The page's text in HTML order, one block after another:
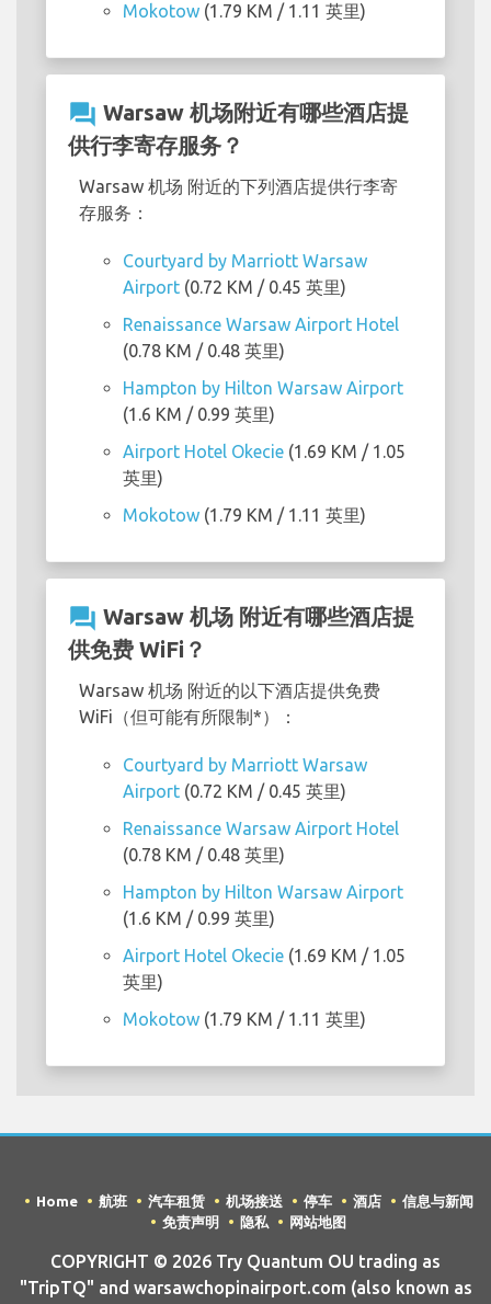
Mokotow (1.79 KM / 1.11 英里)
question_answer Warsaw 机场附近有哪些酒店提
供行李寄存服务？
Warsaw 机场 附近的下列酒店提供行李寄
存服务：
Courtyard by Marriott Warsaw
Airport (0.72 KM / 0.45 英里)
Renaissance Warsaw Airport Hotel
(0.78 KM / 0.48 英里)
Hampton by Hilton Warsaw Airport
(1.6 KM / 0.99 英里)
Airport Hotel Okecie (1.69 KM / 1.05
英里)
Mokotow (1.79 KM / 1.11 英里)
question_answer Warsaw 机场 附近有哪些酒店提
供免费 WiFi？
Warsaw 机场 附近的以下酒店提供免费
WiFi（但可能有所限制*）：
Courtyard by Marriott Warsaw
Airport (0.72 KM / 0.45 英里)
Renaissance Warsaw Airport Hotel
(0.78 KM / 0.48 英里)
Hampton by Hilton Warsaw Airport
(1.6 KM / 0.99 英里)
Airport Hotel Okecie (1.69 KM / 1.05
英里)
Mokotow (1.79 KM / 1.11 英里)
Home 航班 汽车租赁 机场接送 停车 酒店
信息与新闻
免责声明
隐私 网站地图
COPYRIGHT © 2026 Try Quantum OU trading as
"TripTQ" and warsawchopinairport.com (also known as